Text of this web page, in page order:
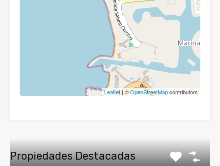
Leaflet| ©OpenStreetMapcontributors
Propiedades Destacadas